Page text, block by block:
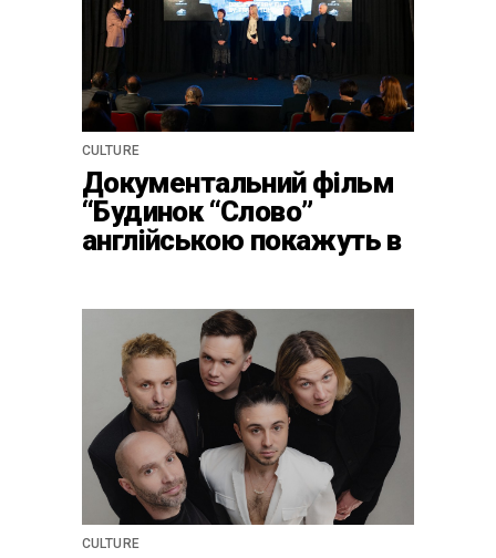
CULTURE
Документальний фільм
“Будинок “Слово”
англійською покажуть в
CULTURE